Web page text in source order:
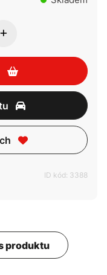
ID kód: 3388
produktu